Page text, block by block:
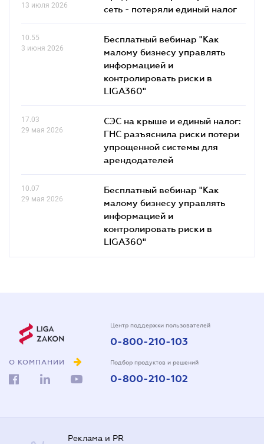
13 июля 2026
сеть - потеряли единый налог
10.55
3 июня 2026
Бесплатный вебинар "Как
малому бизнесу управлять
информацией и
контролировать риски в
LIGA360"
17.03
29 мая 2026
СЭС на крыше и единый налог:
ГНС разъяснила риски потери
упрощенной системы для
арендодателей
10.07
29 мая 2026
Бесплатный вебинар "Как
малому бизнесу управлять
информацией и
контролировать риски в
LIGA360"
О КОМПАНИИ
Центр поддержки пользователей
0-800-210-103
Подбор продуктов и решений
0-800-210-102
Реклама и PR